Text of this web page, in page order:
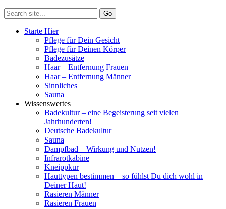
Starte Hier
Pflege für Dein Gesicht
Pflege für Deinen Körper
Badezusätze
Haar – Entfernung Frauen
Haar – Entfernung Männer
Sinnliches
Sauna
Wissenswertes
Badekultur – eine Begeisterung seit vielen
Jahrhunderten!
Deutsche Badekultur
Sauna
Dampfbad – Wirkung und Nutzen!
Infrarotkabine
Kneippkur
Hauttypen bestimmen – so fühlst Du dich wohl in
Deiner Haut!
Rasieren Männer
Rasieren Frauen